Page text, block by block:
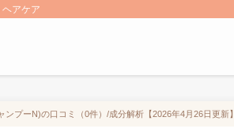
アケア
プーN)の口コミ（0件）/成分解析【2026年4月26日更新】